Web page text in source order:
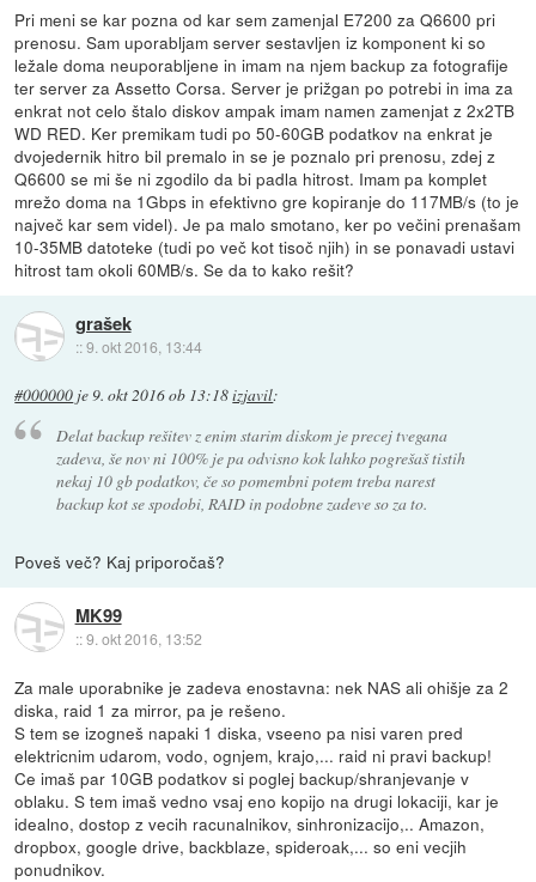
Pri meni se kar pozna od kar sem zamenjal E7200 za Q6600 pri
prenosu. Sam uporabljam server sestavljen iz komponent ki so
ležale doma neuporabljene in imam na njem backup za fotografije
ter server za Assetto Corsa. Server je prižgan po potrebi in ima za
enkrat not celo štalo diskov ampak imam namen zamenjat z 2x2TB
WD RED. Ker premikam tudi po 50-60GB podatkov na enkrat je
dvojedernik hitro bil premalo in se je poznalo pri prenosu, zdej z
Q6600 se mi še ni zgodilo da bi padla hitrost. Imam pa komplet
mrežo doma na 1Gbps in efektivno gre kopiranje do 117MB/s (to je
največ kar sem videl). Je pa malo smotano, ker po večini prenašam
10-35MB datoteke (tudi po več kot tisoč njih) in se ponavadi ustavi
hitrost tam okoli 60MB/s. Se da to kako rešit?
grašek
::9. okt 2016, 13:44
#000000 je9. okt 2016 ob 13:18izjavil:
Delat backup rešitev z enim starim diskom je precej tvegana
zadeva, še nov ni 100% je pa odvisno kok lahko pogrešaš tistih
nekaj 10 gb podatkov, če so pomembni potem treba narest
backup kot se spodobi, RAID in podobne zadeve so za to.
Poveš več? Kaj priporočaš?
MK99
::9. okt 2016, 13:52
Za male uporabnike je zadeva enostavna: nek NAS ali ohišje za 2
diska, raid 1 za mirror, pa je rešeno.
S tem se izogneš napaki 1 diska, vseeno pa nisi varen pred
elektricnim udarom, vodo, ognjem, krajo,... raid ni pravi backup!
Ce imaš par 10GB podatkov si poglej backup/shranjevanje v
oblaku. S tem imaš vedno vsaj eno kopijo na drugi lokaciji, kar je
idealno, dostop z vecih racunalnikov, sinhronizacijo,.. Amazon,
dropbox, google drive, backblaze, spideroak,... so eni vecjih
ponudnikov.